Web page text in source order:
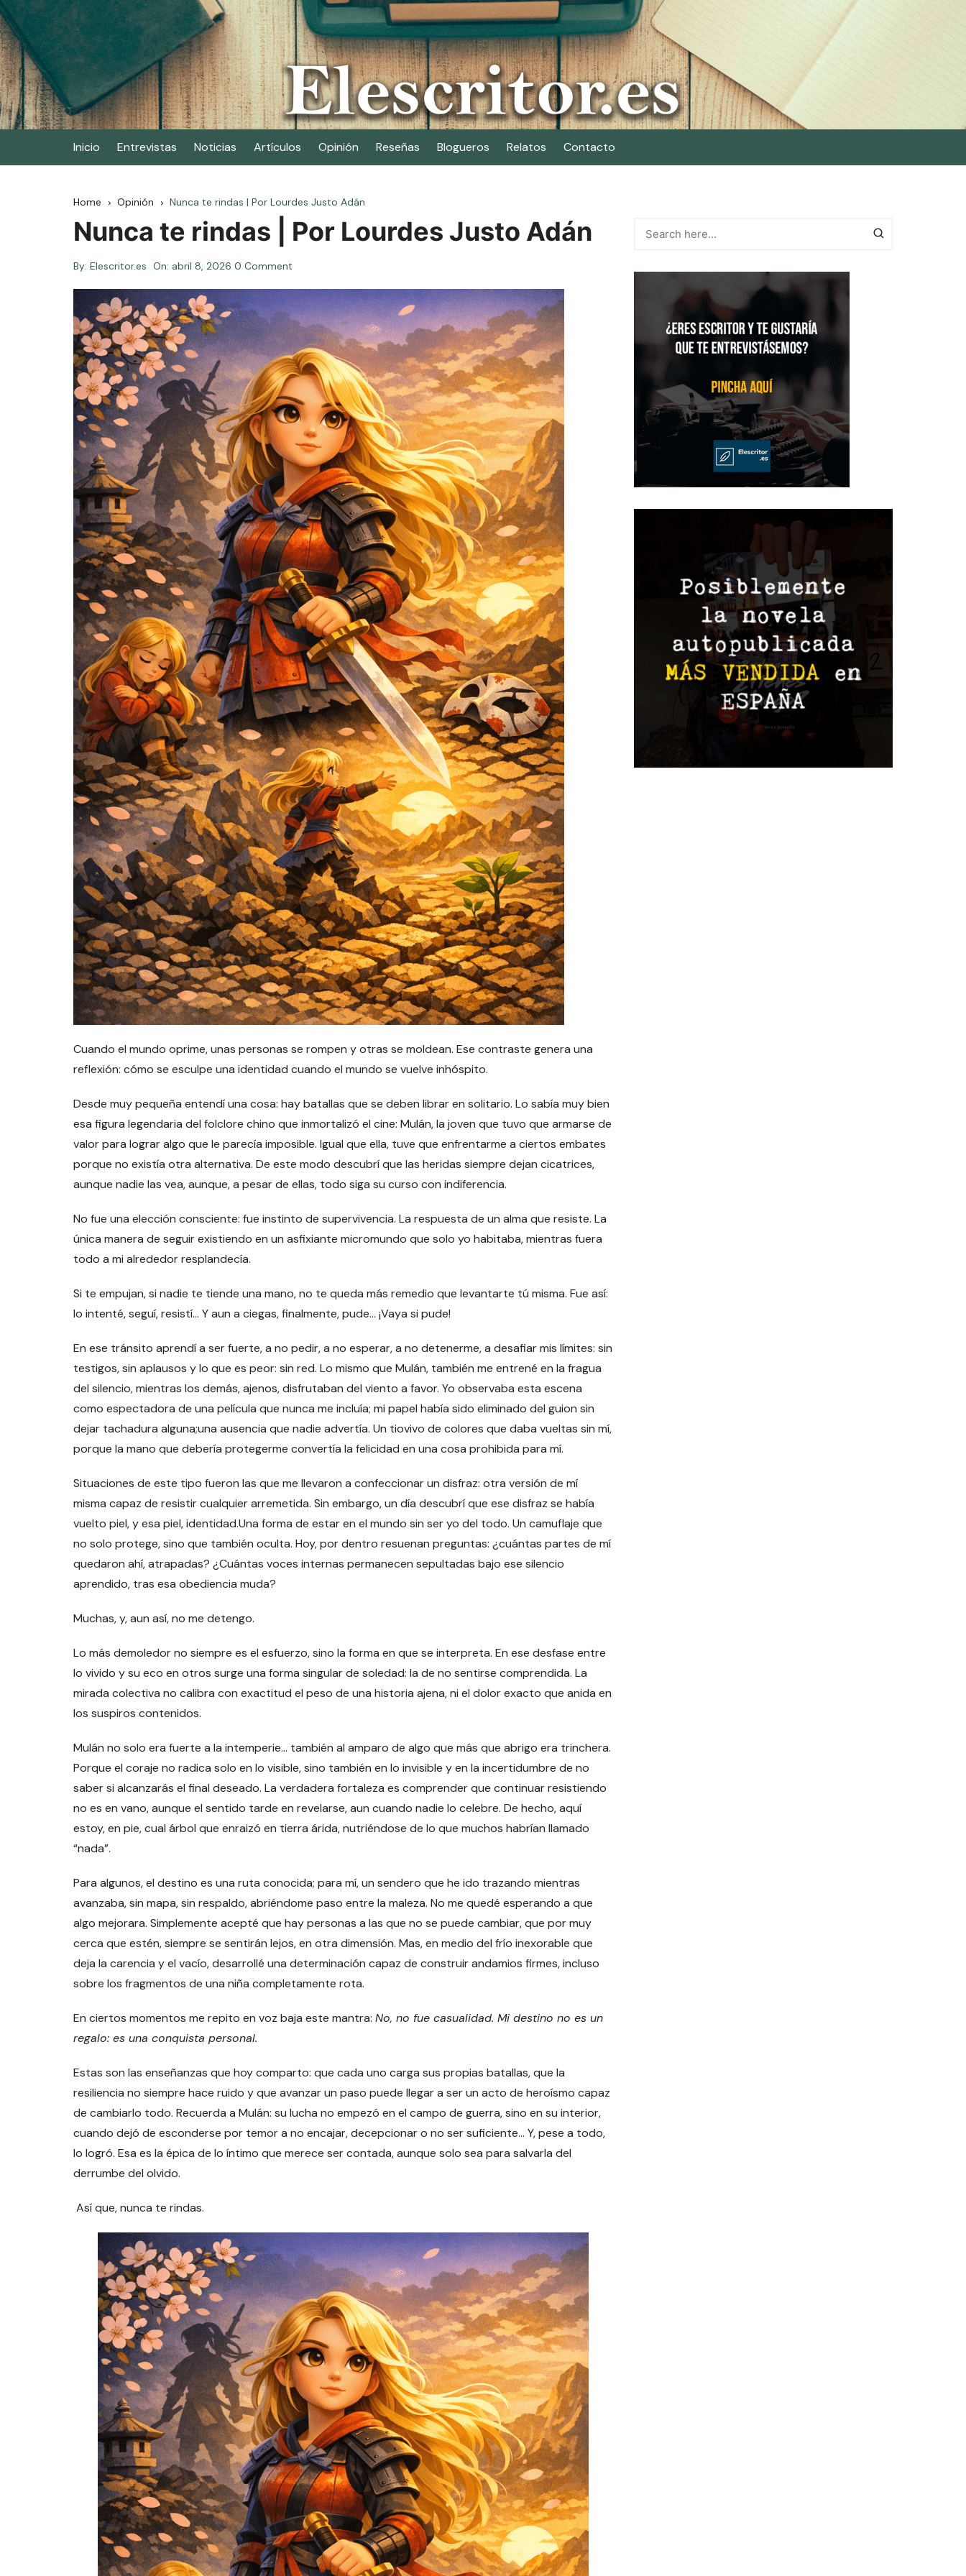
Skip
to
content
Elescritor.es
El periódico digital de los escritores
Inicio Entrevistas Noticias Artículos Opinión Reseñas Blogueros Relatos Contacto
Home Opinión Nunca te rindas | Por Lourdes Justo Adán
Nunca te rindas | Por Lourdes Justo Adán
By: Elescritor.es On: abril 8, 2026 0 Comment
Cuando el mundo oprime, unas personas se rompen y otras se moldean. Ese contraste genera una
reflexión: cómo se esculpe una identidad cuando el mundo se vuelve inhóspito.
Desde muy pequeña entendí una cosa: hay batallas que se deben librar en solitario. Lo sabía muy bien
esa figura legendaria del folclore chino que inmortalizó el cine: Mulán, la joven que tuvo que armarse de
valor para lograr algo que le parecía imposible. Igual que ella, tuve que enfrentarme a ciertos embates
porque no existía otra alternativa. De este modo descubrí que las heridas siempre dejan cicatrices,
aunque nadie las vea, aunque, a pesar de ellas, todo siga su curso con indiferencia.
No fue una elección consciente: fue instinto de supervivencia. La respuesta de un alma que resiste. La
única manera de seguir existiendo en un asfixiante micromundo que solo yo habitaba, mientras fuera
todo a mi alrededor resplandecía.
Si te empujan, si nadie te tiende una mano, no te queda más remedio que levantarte tú misma. Fue así:
lo intenté, seguí, resistí… Y aun a ciegas, finalmente, pude… ¡Vaya si pude!
En ese tránsito aprendí a ser fuerte, a no pedir, a no esperar, a no detenerme, a desafiar mis límites: sin
testigos, sin aplausos y lo que es peor: sin red. Lo mismo que Mulán, también me entrené en la fragua
del silencio, mientras los demás, ajenos, disfrutaban del viento a favor. Yo observaba esta escena
como espectadora de una película que nunca me incluía; mi papel había sido eliminado del guion sin
dejar tachadura alguna;una ausencia que nadie advertía. Un tiovivo de colores que daba vueltas sin mí,
porque la mano que debería protegerme convertía la felicidad en una cosa prohibida para mí.
Situaciones de este tipo fueron las que me llevaron a confeccionar un disfraz: otra versión de mí
misma capaz de resistir cualquier arremetida. Sin embargo, un día descubrí que ese disfraz se había
vuelto piel, y esa piel, identidad.Una forma de estar en el mundo sin ser yo del todo. Un camuflaje que
no solo protege, sino que también oculta. Hoy, por dentro resuenan preguntas: ¿cuántas partes de mí
quedaron ahí, atrapadas? ¿Cuántas voces internas permanecen sepultadas bajo ese silencio
aprendido, tras esa obediencia muda?
Muchas, y, aun así, no me detengo.
Lo más demoledor no siempre es el esfuerzo, sino la forma en que se interpreta. En ese desfase entre
lo vivido y su eco en otros surge una forma singular de soledad: la de no sentirse comprendida. La
mirada colectiva no calibra con exactitud el peso de una historia ajena, ni el dolor exacto que anida en
los suspiros contenidos.
Mulán no solo era fuerte a la intemperie… también al amparo de algo que más que abrigo era trinchera.
Porque el coraje no radica solo en lo visible, sino también en lo invisible y en la incertidumbre de no
saber si alcanzarás el final deseado. La verdadera fortaleza es comprender que continuar resistiendo
no es en vano, aunque el sentido tarde en revelarse, aun cuando nadie lo celebre. De hecho, aquí
estoy, en pie, cual árbol que enraizó en tierra árida, nutriéndose de lo que muchos habrían llamado
“nada”.
Para algunos, el destino es una ruta conocida; para mí, un sendero que he ido trazando mientras
avanzaba, sin mapa, sin respaldo, abriéndome paso entre la maleza. No me quedé esperando a que
algo mejorara. Simplemente acepté que hay personas a las que no se puede cambiar, que por muy
cerca que estén, siempre se sentirán lejos, en otra dimensión. Mas, en medio del frío inexorable que
deja la carencia y el vacío, desarrollé una determinación capaz de construir andamios firmes, incluso
sobre los fragmentos de una niña completamente rota.
En ciertos momentos me repito en voz baja este mantra: No, no fue casualidad. Mi destino no es un
regalo: es una conquista personal.
Estas son las enseñanzas que hoy comparto: que cada uno carga sus propias batallas, que la
resiliencia no siempre hace ruido y que avanzar un paso puede llegar a ser un acto de heroísmo capaz
de cambiarlo todo. Recuerda a Mulán: su lucha no empezó en el campo de guerra, sino en su interior,
cuando dejó de esconderse por temor a no encajar, decepcionar o no ser suficiente… Y, pese a todo,
lo logró. Esa es la épica de lo íntimo que merece ser contada, aunque solo sea para salvarla del
derrumbe del olvido.
Así que, nunca te rindas.